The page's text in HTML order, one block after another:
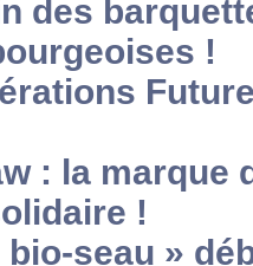
des
!
: la marque
!
bio-seau »